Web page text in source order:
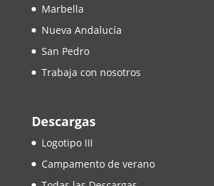
Marbella
Nueva Andalucía
San Pedro
Trabaja con nosotros
Descargas
Logotipo III
Campamento de verano